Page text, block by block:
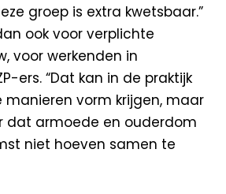
groep is extra kwetsbaar.”
ook voor verplichte
voor werkenden in
ers. “Dat kan in de praktijk
manieren vorm krijgen, maar
dat armoede en ouderdom
niet hoeven samen te